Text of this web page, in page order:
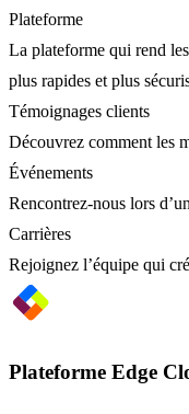
Plateforme
La plateforme qui rend
plus rapides et plus
Témoignages clients
Découvrez comment les
Événements
Rencontrez-nous lors
Carrières
Rejoignez l’équipe qui
Plateforme Edge